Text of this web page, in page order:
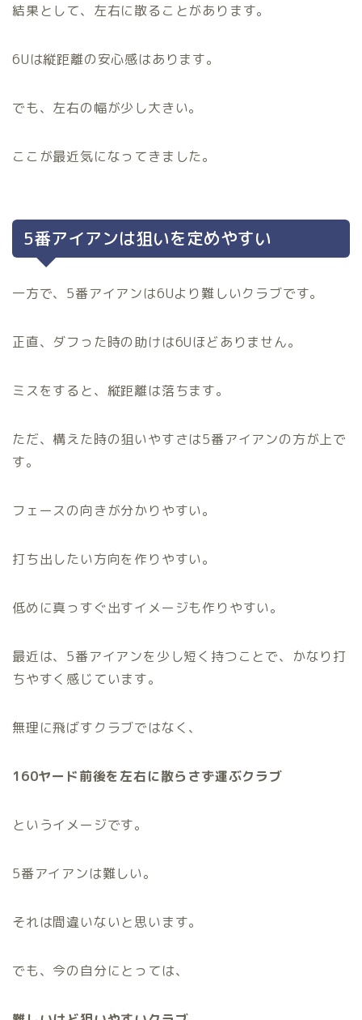
結果として、左右に散ることがあります。
6Uは縦距離の安心感はあります。
でも、左右の幅が少し大きい。
ここが最近気になってきました。
5番アイアンは狙いを定めやすい
一方で、5番アイアンは6Uより難しいクラブです。
正直、ダフった時の助けは6Uほどありません。
ミスをすると、縦距離は落ちます。
ただ、構えた時の狙いやすさは5番アイアンの方が上で
す。
フェースの向きが分かりやすい。
打ち出したい方向を作りやすい。
低めに真っすぐ出すイメージも作りやすい。
最近は、5番アイアンを少し短く持つことで、かなり打
ちやすく感じています。
無理に飛ばすクラブではなく、
160ヤード前後を左右に散らさず運ぶクラブ
というイメージです。
5番アイアンは難しい。
それは間違いないと思います。
でも、今の自分にとっては、